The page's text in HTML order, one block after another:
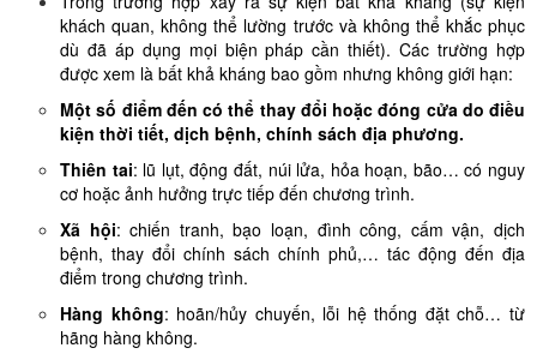
khách quan, không thể lường trước và không thể khắc phục
dù đã áp dụng mọi biện pháp cần thiết). Các trường hợp
được xem là bất khả kháng bao gồm nhưng không giới hạn:
Một số điểm đến có thể thay đổi hoặc đóng cửa do điều
kiện thời tiết, dịch bệnh, chính sách địa phương.
Thiên tai: lũ lụt, động đất, núi lửa, hỏa hoạn, bão… có nguy
cơ hoặc ảnh hưởng trực tiếp đến chương trình.
Xã hội: chiến tranh, bạo loạn, đình công, cấm vận, dịch
bệnh, thay đổi chính sách chính phủ,… tác động đến địa
điểm trong chương trình.
Hàng không: hoãn/hủy chuyến, lỗi hệ thống đặt chỗ… từ
hãng hàng không.